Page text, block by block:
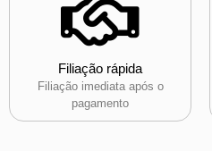
Filiação rápida
Filiação imediata após o
pagamento